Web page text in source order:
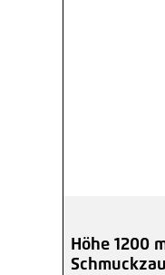
Höhe 1200